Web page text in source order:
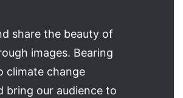
share the beauty of
images. Bearing
climate change
bring our audience to